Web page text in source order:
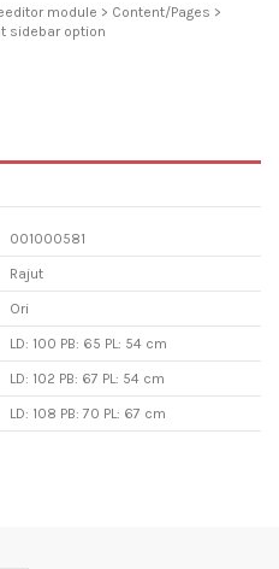
module > Content/Pages >
sidebar option
001000581
Rajut
Ori
LD: 100 PB: 65 PL: 54 cm
LD: 102 PB: 67 PL: 54 cm
LD: 108 PB: 70 PL: 67 cm